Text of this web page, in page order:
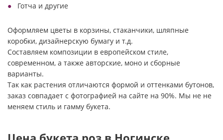
Готча и другие
Оформляем цветы в корзины, стаканчики, шляпные
коробки, дизайнерскую бумагу и т.д.
Составляем композиции в европейском стиле,
современном, а также авторские, моно и сборные
варианты.
Так как растения отличаются формой и оттенками бутонов,
заказ совпадает с фотографией на сайте на 90%. Мы не не
меняем стиль и гамму букета.